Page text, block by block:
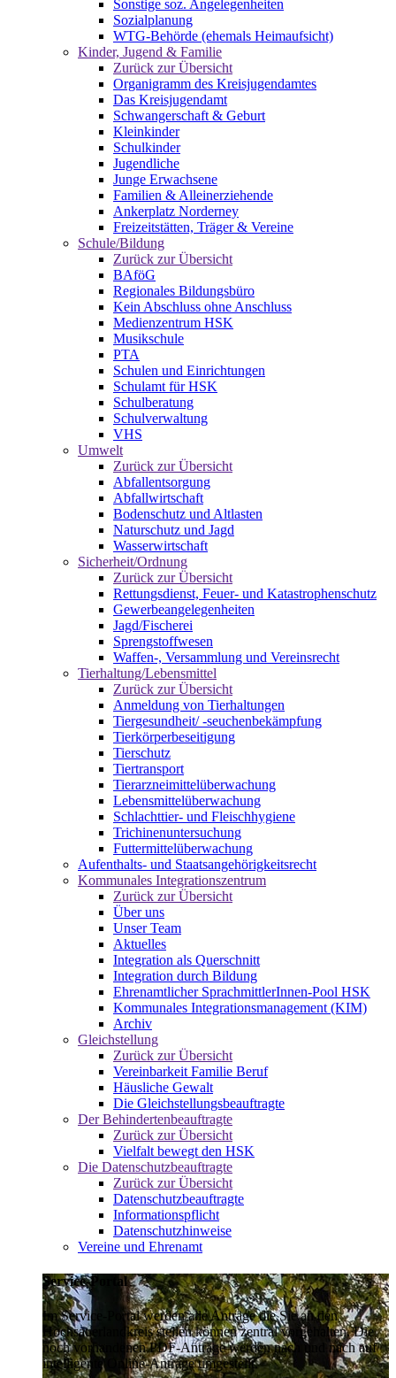
Sonstige soz. Angelegenheiten
Sozialplanung
WTG-Behörde (ehemals Heimaufsicht)
Kinder, Jugend & Familie
Zurück zur Übersicht
Organigramm des Kreisjugendamtes
Das Kreisjugendamt
Schwangerschaft & Geburt
Kleinkinder
Schulkinder
Jugendliche
Junge Erwachsene
Familien & Alleinerziehende
Ankerplatz Norderney
Freizeitstätten, Träger & Vereine
Schule/Bildung
Zurück zur Übersicht
BAföG
Regionales Bildungsbüro
Kein Abschluss ohne Anschluss
Medienzentrum HSK
Musikschule
PTA
Schulen und Einrichtungen
Schulamt für HSK
Schulberatung
Schulverwaltung
VHS
Umwelt
Zurück zur Übersicht
Abfallentsorgung
Abfallwirtschaft
Bodenschutz und Altlasten
Naturschutz und Jagd
Wasserwirtschaft
Sicherheit/Ordnung
Zurück zur Übersicht
Rettungsdienst, Feuer- und Katastrophenschutz
Gewerbeangelegenheiten
Jagd/Fischerei
Sprengstoffwesen
Waffen-, Versammlung und Vereinsrecht
Tierhaltung/Lebensmittel
Zurück zur Übersicht
Anmeldung von Tierhaltungen
Tiergesundheit/ -seuchenbekämpfung
Tierkörperbeseitigung
Tierschutz
Tiertransport
Tierarzneimittelüberwachung
Lebensmittelüberwachung
Schlachttier- und Fleischhygiene
Trichinenuntersuchung
Futtermittelüberwachung
Aufenthalts- und Staatsangehörigkeitsrecht
Kommunales Integrationszentrum
Zurück zur Übersicht
Über uns
Unser Team
Aktuelles
Integration als Querschnitt
Integration durch Bildung
Ehrenamtlicher SprachmittlerInnen-Pool HSK
Kommunales Integrationsmanagement (KIM)
Archiv
Gleichstellung
Zurück zur Übersicht
Vereinbarkeit Familie Beruf
Häusliche Gewalt
Die Gleichstellungsbeauftragte
Der Behindertenbeauftragte
Zurück zur Übersicht
Vielfalt bewegt den HSK
Die Datenschutzbeauftragte
Zurück zur Übersicht
Datenschutzbeauftragte
Informationspflicht
Datenschutzhinweise
Vereine und Ehrenamt
Service-Portal
Im Service-Portal werden alle Anträge die Sie an den
Hochsauerlandkreis stellen können zentral vorgehalten. Die
noch vorhandenen PDF-Anträge werden nach und nach auf
intelligente Online-Anträge umgestellt.